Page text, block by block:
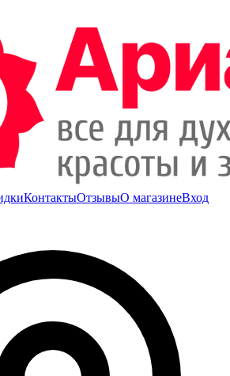
КонтактыОтзывыО магазинеВход